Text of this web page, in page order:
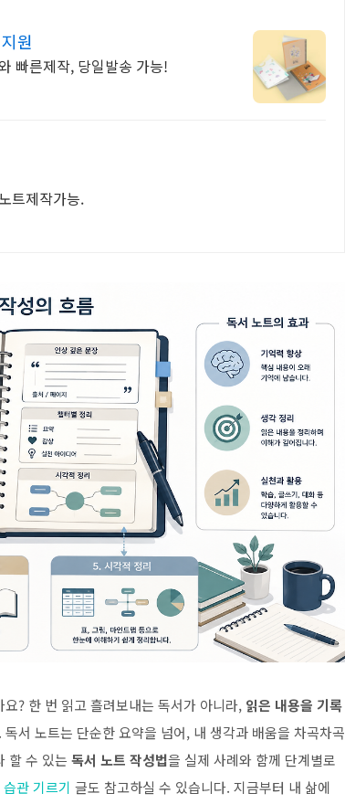
원
빠른제작, 당일발송 가능!
트제작가능.
? 한 번 읽고 흘려보내는 독서가 아니라, 읽은 내용을 기록
서 노트는 단순한 요약을 넘어, 내 생각과 배움을 차곡차곡
할 수 있는 독서 노트 작성법을 실제 사례와 함께 단계별로
관 기르기 글도 참고하실 수 있습니다. 지금부터 내 삶에